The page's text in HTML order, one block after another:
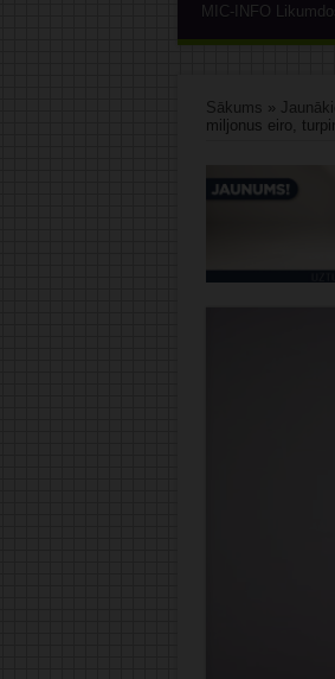
MIC-INFO
Sākums »
miljonus eiro,